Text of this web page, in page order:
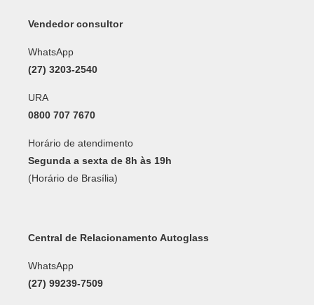
Vendedor consultor
WhatsApp
(27) 3203-2540
URA
0800 707 7670
Horário de atendimento
Segunda a sexta de 8h às 19h
(Horário de Brasília)
Central de Relacionamento Autoglass
WhatsApp
(27) 99239-7509